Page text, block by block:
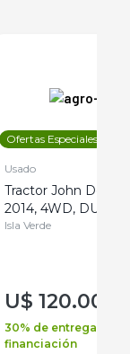
Ofertas Especiales
Usado
Tractor John Deere
2014, 4WD, DUAL
Isla Verde
U$ 120.000
30% de entrega +
financiación